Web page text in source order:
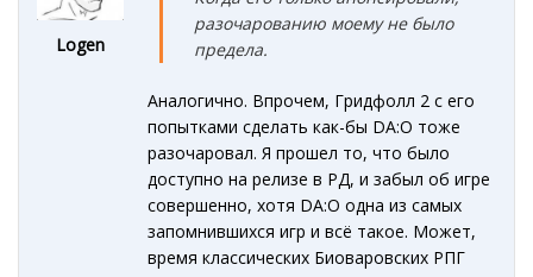
Logen
разочарованию моему не было
предела.
Аналогично. Впрочем, Гридфолл 2 с его
попытками сделать как-бы DA:O тоже
разочаровал. Я прошел то, что было
доступно на релизе в РД, и забыл об игре
совершенно, хотя DA:O одна из самых
запомнившихся игр и всё такое. Может,
время классических Биоваровских РПГ